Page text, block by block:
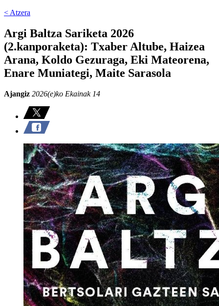
< Atzera
Argi Baltza Sariketa 2026
(2.kanporaketa): Txaber Altube, Haizea
Arana, Koldo Gezuraga, Eki Mateorena,
Enare Muniategi, Maite Sarasola
Ajangiz 2026(e)ko Ekainak 14